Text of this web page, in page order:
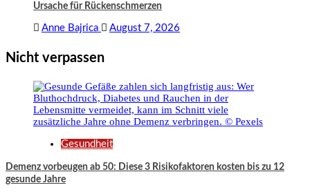
Ursache für Rückenschmerzen
Anne Bajrica August 7, 2026
Nicht verpassen
Gesundheit
Demenz vorbeugen ab 50: Diese 3 Risikofaktoren kosten bis zu 12
gesunde Jahre